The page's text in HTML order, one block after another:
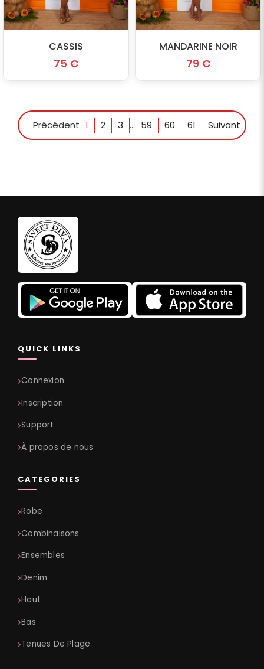
CASSIS
75 €
MANDARINE NOIR
79 €
Précédent 1 2 3 ... 59 60 61 Suivant
QUICK LINKS
Connexion
Inscription
Support
À propos de nous
CATEGORIES
Robe
Combinaisons
Ensembles
Denim
Haut
Bas
Tenues De Plage